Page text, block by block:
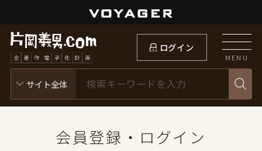
ログイン
MENU
会員登録・ログイン